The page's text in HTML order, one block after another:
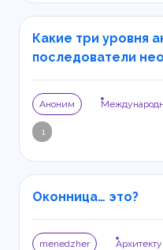
Какие три уровня
последователи
Аноним
1
Оконница… это?
menedzher